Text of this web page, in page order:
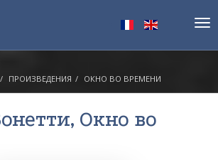
ПРОИЗВЕДЕНИЯ ОКНО ВО ВРЕМЕНИ
, Окно во